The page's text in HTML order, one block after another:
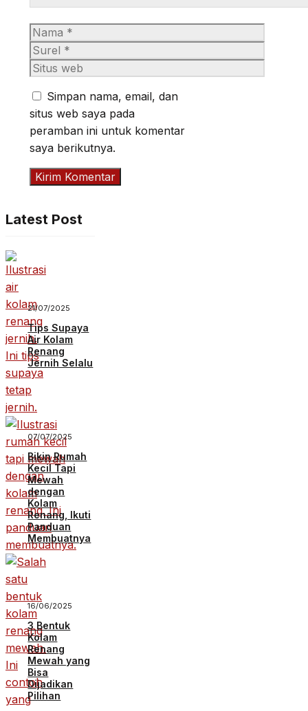
Nama
Surel
Situs
Simpan nama, email, dan
situs web saya pada
peramban ini untuk komentar
saya berikutnya.
Latest Post
21/07/2025
Tips Supaya
Air Kolam
Renang
Jernih Selalu
07/07/2025
Bikin Rumah
Kecil Tapi
Mewah
dengan
Kolam
Renang, Ikuti
Panduan
Membuatnya
16/06/2025
3 Bentuk
Kolam
Renang
Mewah yang
Bisa
Dijadikan
Pilihan